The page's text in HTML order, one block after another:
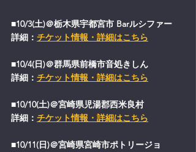
■10/3(土)＠栃木県宇都宮市 Barルシファー
詳細： チケット情報・詳細はこちら
■10/4(日)＠群馬県前橋市音処きしん
詳細： チケット情報・詳細はこちら
■10/10(土)＠宮崎県児湯郡西米良村
詳細： チケット情報・詳細はこちら
■10/11(日)＠宮崎県宮崎市ポトリージョ